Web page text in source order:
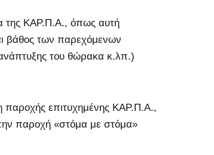
της ΚΑΡ.Π.Α., όπως αυτή
βάθος των παρεχόμενων
του θώρακα κ.λπ.)
παροχής επιτυχημένης ΚΑΡ.Π.Α.,
την παροχή «στόμα με στόμα»